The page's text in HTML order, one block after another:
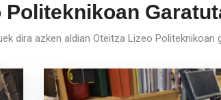
Politeknikoan
dira azken aldian Oteitza Lizeo